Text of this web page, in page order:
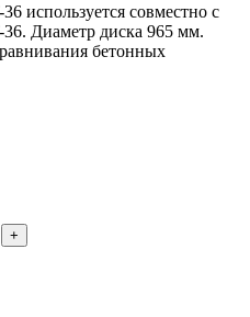
используется совместно с
Диаметр диска 965 мм.
бетонных
+